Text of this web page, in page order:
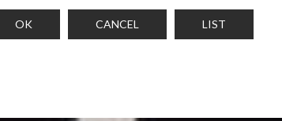
OK CANCEL LIST